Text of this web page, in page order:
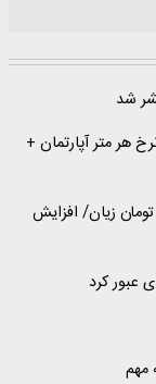
شد
هر متر آپارتمان +
مرغ؛ فروش هر کیلو با ۵۰ هزار تومان زیان/ افزایش
مهم